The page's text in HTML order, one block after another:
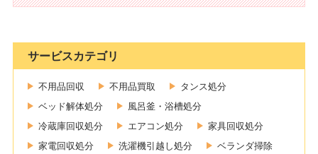
サービスカテゴリ
不用品回収 不用品買取
タンス処分
ベッド解体処分
風呂釜・浴槽処分
冷蔵庫回収処分
エアコン処分
家具回収処分
家電回収処分
洗濯機引越し処分 ベランダ掃除